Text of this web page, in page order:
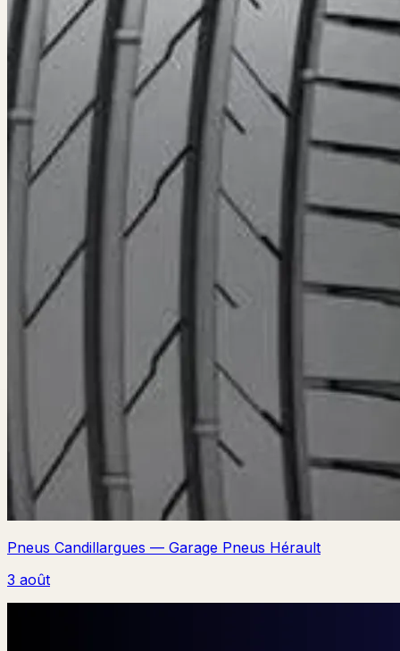
Pneus Candillargues — Garage Pneus Hérault
3 août